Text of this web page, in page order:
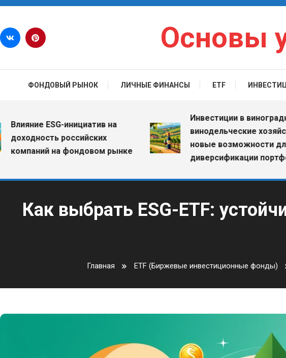
Перейти к содержимому
Основы
ФОНДОВЫЙ РЫНОК ЛИЧНЫЕ ФИНАНСЫ ETF
ESG-инициатив на
российских
на фондовом рынке
Инвестиции в виноградники и
винодельческие хозяйства:
новые возможности для
диверсификации портфеля
Как выбрать ESG-ETF:
Главная ETF (Биржевые инвестиционные фонды)